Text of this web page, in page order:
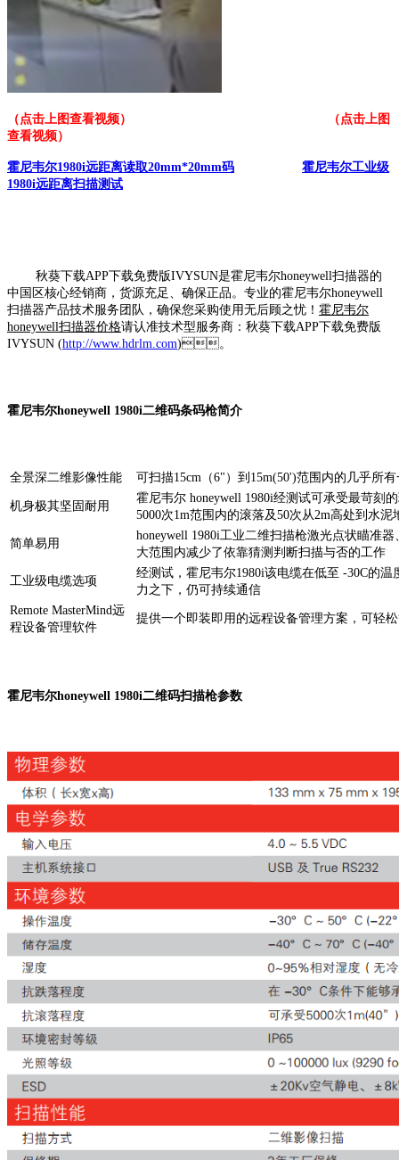
（点击上图查看视频）
（点击上图
查看视频）
霍尼韦尔1980i远距离读取20mm*20mm码
霍尼韦尔工业级
1980i远距离扫描测试
秋葵下载APP下载免费版IVYSUN是霍尼韦尔honeywell扫描器的
中国区核心经销商，货源充足、确保正品。专业的霍尼韦尔honeywell
扫描器产品技术服务团队，确保您采购使用无后顾之忧！ 霍尼韦尔
honeywell扫描器价格请认准技术型服务商：秋葵下载APP下载免费版
IVYSUN (http://www.hdrlm.com)。
霍尼韦尔honeywell 1980i二维码条码枪简介
全景深二维影像性能 可扫描15cm（6"）到15m(50')范围内的几乎所
机身极其坚固耐用
霍尼韦尔 honeywell 1980i经测试可承受最苛刻
5000次1m范围内的滚落及50次从2m高处到水泥
简单易用
honeywell 1980i工业二维扫描枪激光点状瞄准器
大范围内减少了依靠猜测判断扫描与否的工作
工业级电缆选项
经测试，霍尼韦尔1980i该电缆在低至 -30C的
力之下，仍可持续通信
Remote MasterMind远
程设备管理软件
提供一个即装即用的远程设备管理方案，可轻
霍尼韦尔honeywell 1980i二维码扫描枪参数